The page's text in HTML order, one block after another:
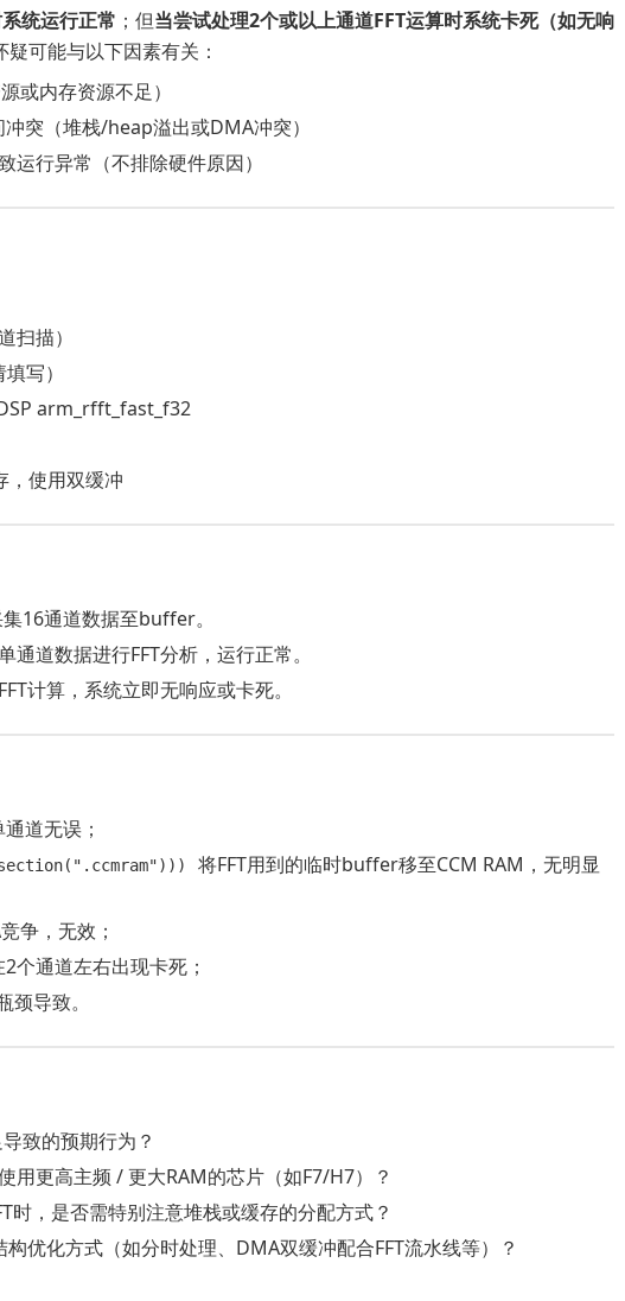
统运行正常 ；但当尝试处理2个或以上通道FFT运算时系统卡死（如无响
疑可能与以下因素有关：
或内存资源不足）
突（堆栈/heap溢出或DMA冲突）
运行异常（不排除硬件原因）
扫描）
写）
arm_rfft_fast_f32
，使用双缓冲
16通道数据至buffer。
道数据进行FFT分析，运行正常。
计算，系统立即无响应或卡死。
道无误；
将FFT用到的临时buffer移至CCM RAM，无明显
争，无效；
个通道左右出现卡死；
导致。
致的预期行为？
用更高主频 / 更大RAM的芯片（如F7/H7）？
时，是否需特别注意堆栈或缓存的分配方式？
构优化方式（如分时处理、DMA双缓冲配合FFT流水线等）？